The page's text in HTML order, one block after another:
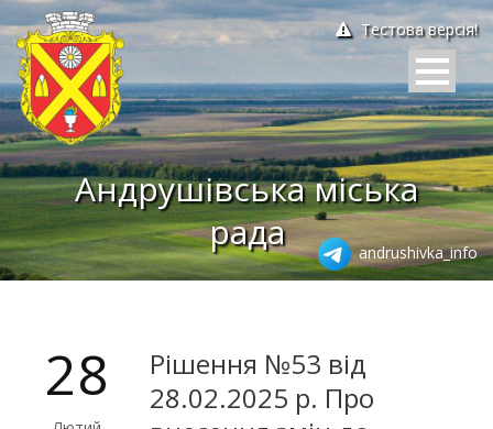
Тестова версія!
Андрушівська міська
рада
andrushivka_info
28
Рішення №53 від
28.02.2025 р. Про